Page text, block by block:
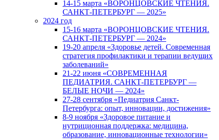
14-15 марта «ВОРОНЦОВСКИЕ ЧТЕНИЯ.
САНКТ-ПЕТЕРБУРГ — 2025»
2024 год
15-16 марта «ВОРОНЦОВСКИЕ ЧТЕНИЯ.
САНКТ-ПЕТЕРБУРГ — 2024»
19-20 апреля «Здоровье детей. Современная
стратегия профилактики и терапии ведущих
заболеваний»
21-22 июня «СОВРЕМЕННАЯ
ПЕДИАТРИЯ. САНКТ-ПЕТЕРБУРГ —
БЕЛЫЕ НОЧИ — 2024»
27-28 сентября «Педиатрия Санкт-
Петербурга: опыт, инновации, достижения»
8-9 ноября «Здоровое питание и
нутриционная поддержка: медицина,
образование, инновационные технологии»